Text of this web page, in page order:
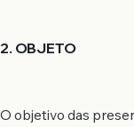
2. OBJETO
O objetivo das